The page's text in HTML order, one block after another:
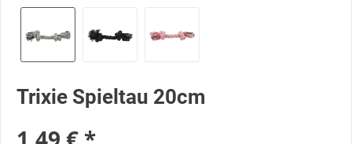
Trixie Spieltau 20cm